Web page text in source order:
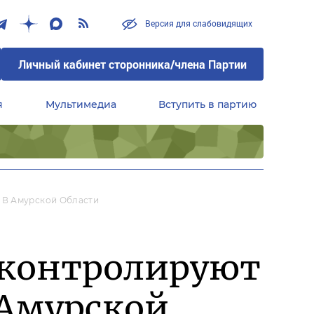
Версия для слабовидящих
Личный кабинет сторонника/члена Партии
Мультимедиа Вступить в партию
Амурской Области